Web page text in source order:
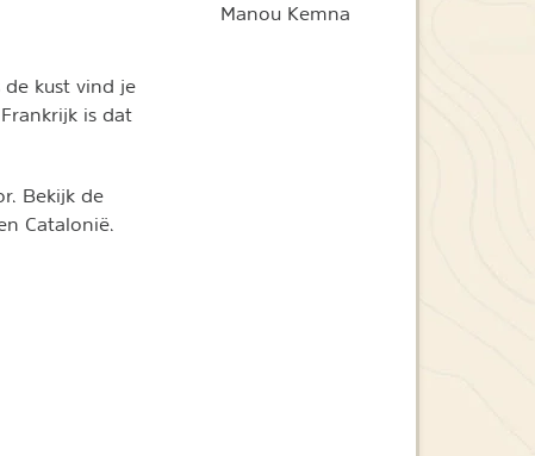
kust vind je
is dat
Bekijk de
Catalonië.
Manou Kemna